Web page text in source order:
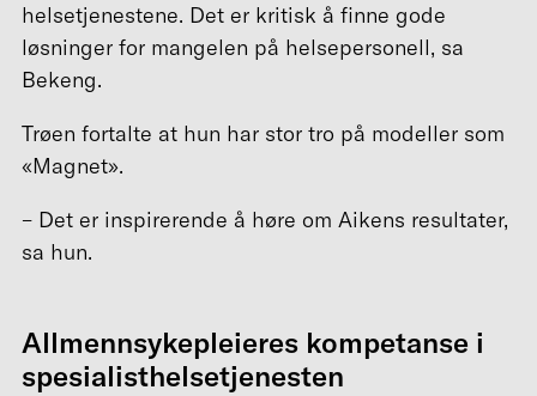
helsetjenestene. Det er kritisk å finne gode
løsninger for mangelen på helsepersonell, sa
Bekeng.
Trøen fortalte at hun har stor tro på modeller som
«Magnet».
– Det er inspirerende å høre om Aikens resultater,
sa hun.
Allmennsykepleieres kompetanse i
spesialisthelsetjenesten